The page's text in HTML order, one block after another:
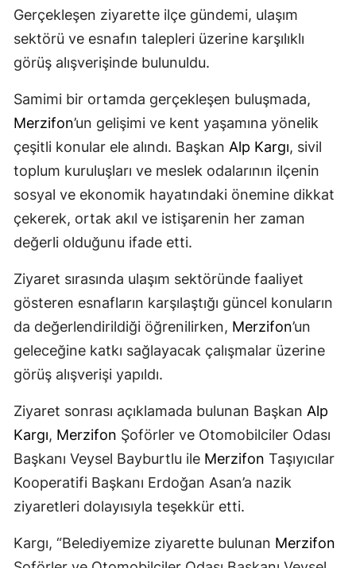
Gerçekleşen ziyarette ilçe gündemi, ulaşım
sektörü ve esnafın talepleri üzerine karşılıklı
görüş alışverişinde bulunuldu.
Samimi bir ortamda gerçekleşen buluşmada,
Merzifon’un gelişimi ve kent yaşamına yönelik
çeşitli konular ele alındı. Başkan Alp Kargı, sivil
toplum kuruluşları ve meslek odalarının ilçenin
sosyal ve ekonomik hayatındaki önemine dikkat
çekerek, ortak akıl ve istişarenin her zaman
değerli olduğunu ifade etti.
Ziyaret sırasında ulaşım sektöründe faaliyet
gösteren esnafların karşılaştığı güncel konuların
da değerlendirildiği öğrenilirken, Merzifon’un
geleceğine katkı sağlayacak çalışmalar üzerine
görüş alışverişi yapıldı.
Ziyaret sonrası açıklamada bulunan Başkan Alp
Kargı, Merzifon Şoförler ve Otomobilciler Odası
Başkanı Veysel Bayburtlu ile Merzifon Taşıyıcılar
Kooperatifi Başkanı Erdoğan Asan’a nazik
ziyaretleri dolayısıyla teşekkür etti.
Kargı, “Belediyemize ziyarette bulunan Merzifon